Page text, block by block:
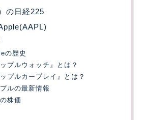
の日経225
の歴史
ップルウォッチ』とは？
ップルカープレイ』とは？
ルの最新情報
株価